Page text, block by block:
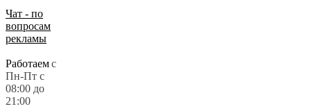
Чат - по
вопросам
рекламы
Работаемс
Пн-Пт с
08:00 до
21:00